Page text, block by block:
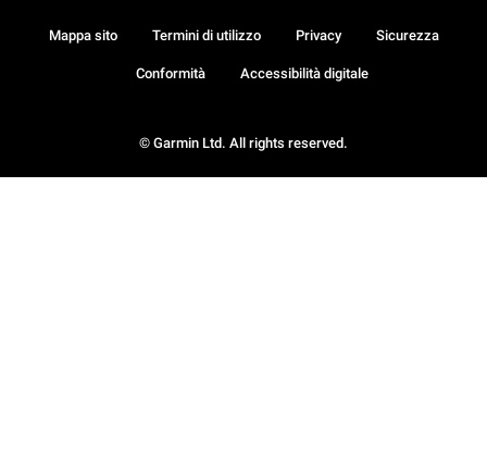
© Garmin Ltd. All rights reserved.
Mappa sito Termini di utilizzo Privacy Sicurezza
Conformità Accessibilità digitale